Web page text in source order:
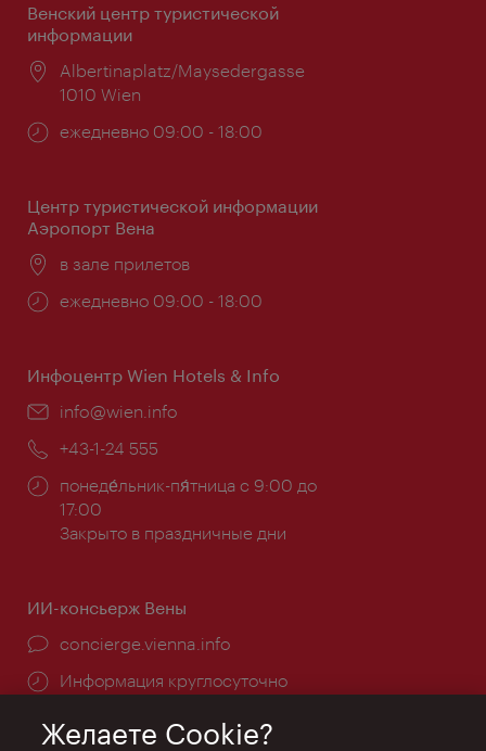
Венский центр туристической
информации
Расположение:
Albertinaplatz/Maysedergasse
1010 Wien
Часы
ежедневно 09:00 - 18:00
Центр туристической информации
Аэропорт Вена
Расположение:
в зале прилетов
Часы
ежедневно 09:00 - 18:00
Инфоцентр Wien Hotels & Info
Эл.
info@wien.info
Телефон:
+43-1-24 555
Часы
работы:
понеде́льник-пя́тница с 9:00 до
17:00
Закрыто в праздничные дни
ИИ-консьерж Вены
concierge.vienna.info
Информация круглосуточно
Желаете Cookie?